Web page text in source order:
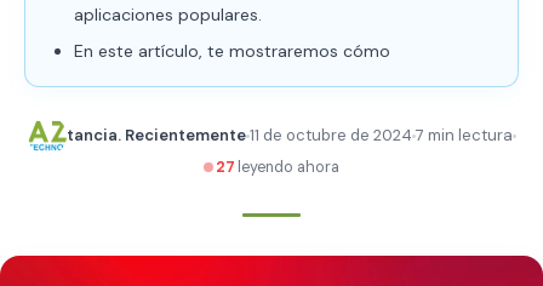
aplicaciones populares.
En este artículo, te mostraremos cómo
tancia. Recientemente11 de octubre de 2024 7 min lectura
27 leyendo ahora